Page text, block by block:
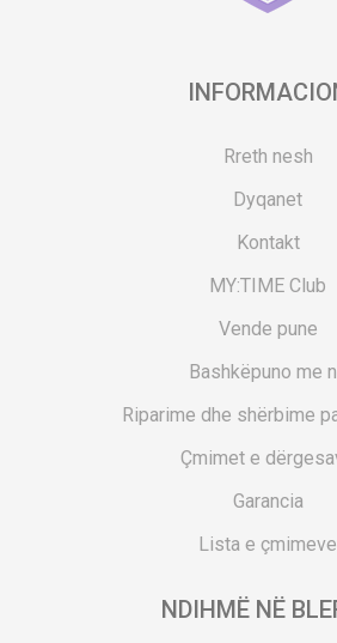
Rreth nesh
Dyqanet
Kontakt
MY:TIME Club
Vende pune
Bashkëpuno me
Riparime dhe shërbime
Çmimet e
Garancia
Lista e çmimeve
NDIHMË NË